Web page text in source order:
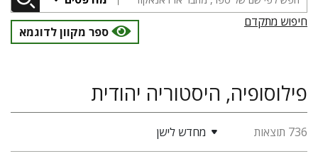
חיפוש מתקדם
ספר מקוון לדוגמא
פילוסופיה, היסטוריה יהודית
736 תוצאות מחדש לישן